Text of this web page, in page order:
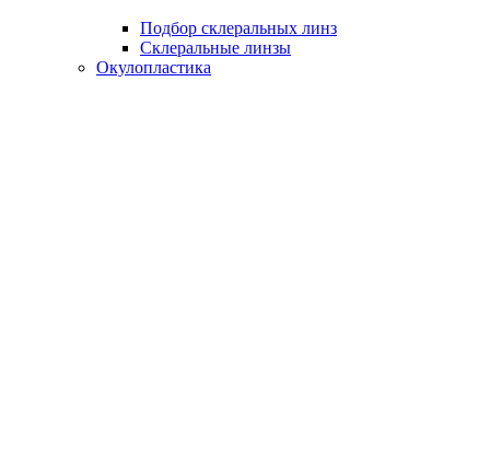
Подбор склеральных линз
Склеральные линзы
Окулопластика